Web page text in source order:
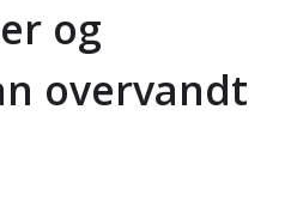
og
overvandt